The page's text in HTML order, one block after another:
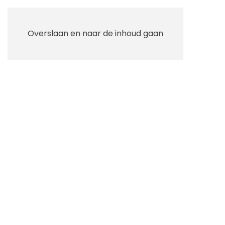
Overslaan en naar de inhoud gaan